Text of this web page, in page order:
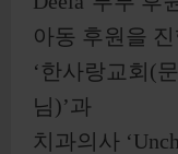
아동 후원을 진
‘한사랑교회(
님)’과
치과의사